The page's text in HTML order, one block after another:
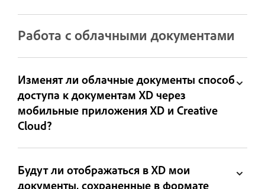
Работа с облачными документами
Изменят ли облачные документы способ
доступа к документам XD через
мобильные приложения XD и Creative
Cloud?
Будут ли отображаться в XD мои
документы, сохраненные в формате